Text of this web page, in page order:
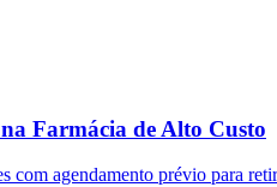
Farmácia de Alto Custo
com agendamento prévio para